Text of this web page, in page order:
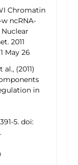
Chromatin
wncRNA-
2011
May 26
(2011)
in
5. doi: